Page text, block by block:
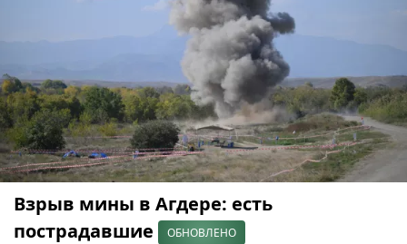
Взрыв мины в Агдере: есть
пострадавшие
ОБНОВЛЕНО